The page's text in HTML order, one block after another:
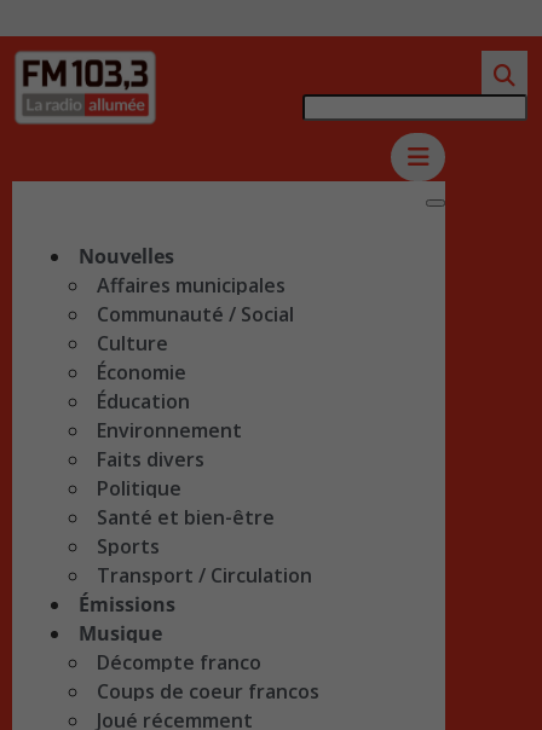
Nouvelles
Affaires municipales
Communauté / Social
Culture
Économie
Éducation
Environnement
Faits divers
Politique
Santé et bien-être
Sports
Transport / Circulation
Émissions
Musique
Décompte franco
Coups de coeur francos
Joué récemment